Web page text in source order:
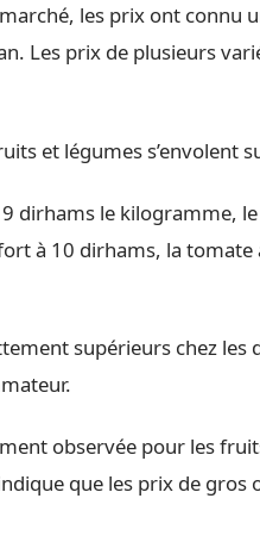
les prix ont connu
Les prix de plusieurs
et légumes s’envolent
dirhams le kilogramme,
à 10 dirhams, la tomate
supérieurs chez les
observée pour les
que les prix de gros